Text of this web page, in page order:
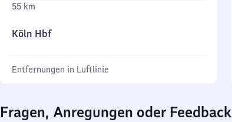
55 km
Köln Hbf
Entfernungen in Luftlinie
Fragen, Anregungen oder Feedback